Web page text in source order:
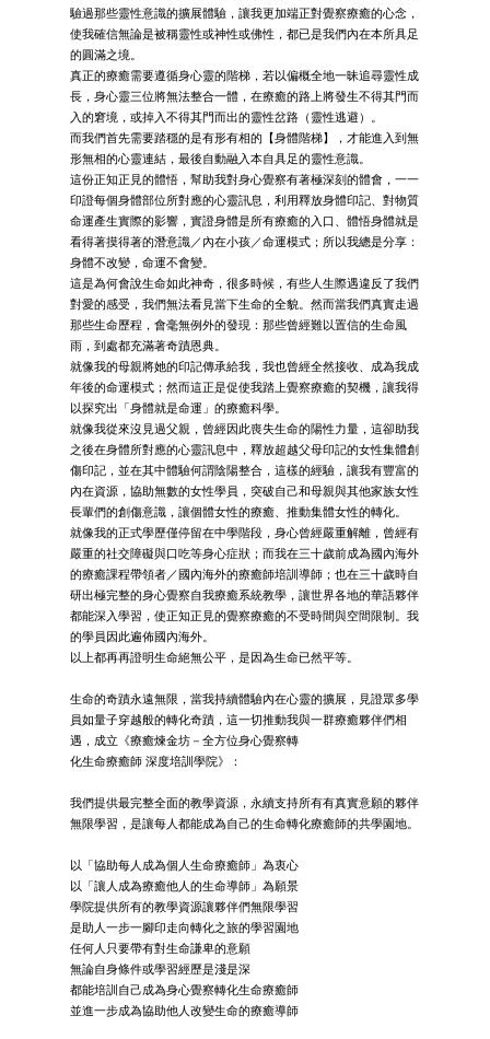
驗過那些靈性意識的擴展體驗，讓我更加端正對覺察療癒的心念，
使我確信無論是被稱靈性或神性或佛性，都已是我們內在本所具足
的圓滿之境。
真正的療癒需要遵循身心靈的階梯，若以偏概全地一昧追尋靈性成
長，身心靈三位將無法整合一體，在療癒的路上將發生不得其門而
入的窘境，或掉入不得其門而出的靈性岔路（靈性逃避）。
而我們首先需要踏穩的是有形有相的【身體階梯】，才能進入到無
形無相的心靈連結，最後自動融入本自具足的靈性意識。
這份正知正見的體悟，幫助我對身心覺察有著極深刻的體會，一一
印證每個身體部位所對應的心靈訊息，利用釋放身體印記、對物質
命運產生實際的影響，實證身體是所有療癒的入口、體悟身體就是
看得著摸得著的潛意識／內在小孩／命運模式；所以我總是分享：
身體不改變，命運不會變。
這是為何會說生命如此神奇，很多時候，有些人生際遇違反了我們
對愛的感受，我們無法看見當下生命的全貌。然而當我們真實走過
那些生命歷程，會毫無例外的發現：那些曾經難以置信的生命風
雨，到處都充滿著奇蹟恩典。
就像我的母親將她的印記傳承給我，我也曾經全然接收、成為我成
年後的命運模式；然而這正是促使我踏上覺察療癒的契機，讓我得
以探究出「身體就是命運」的療癒科學。
就像我從來沒見過父親，曾經因此喪失生命的陽性力量，這卻助我
之後在身體所對應的心靈訊息中，釋放超越父母印記的女性集體創
傷印記，並在其中體驗何謂陰陽整合，這樣的經驗，讓我有豐富的
內在資源，協助無數的女性學員，突破自己和母親與其他家族女性
長輩們的創傷意識，讓個體女性的療癒、推動集體女性的轉化。
就像我的正式學歷僅停留在中學階段，身心曾經嚴重解離，曾經有
嚴重的社交障礙與口吃等身心症狀；而我在三十歲前成為國內海外
的療癒課程帶領者／國內海外的療癒師培訓導師；也在三十歲時自
研出極完整的身心覺察自我療癒系統教學，讓世界各地的華語夥伴
都能深入學習，使正知正見的覺察療癒的不受時間與空間限制。我
的學員因此遍佈國內海外。
以上都再再證明生命絕無公平，是因為生命已然平等。
生命的奇蹟永遠無限，當我持續體驗內在心靈的擴展，見證眾多學
員如量子穿越般的轉化奇蹟，這一切推動我與一群療癒夥伴們相
遇，成立《療癒煉金坊－全方位身心覺察轉
化生命療癒師 深度培訓學院》：
我們提供最完整全面的教學資源，永續支持所有有真實意願的夥伴
無限學習，是讓每人都能成為自己的生命轉化療癒師的共學園地。
以「協助每人成為個人生命療癒師」為衷心
以「讓人成為療癒他人的生命導師」為願景
學院提供所有的教學資源讓夥伴們無限學習
是助人一步一腳印走向轉化之旅的學習園地
任何人只要帶有對生命謙卑的意願
無論自身條件或學習經歷是淺是深
都能培訓自己成為身心覺察轉化生命療癒師
並進一步成為協助他人改變生命的療癒導師